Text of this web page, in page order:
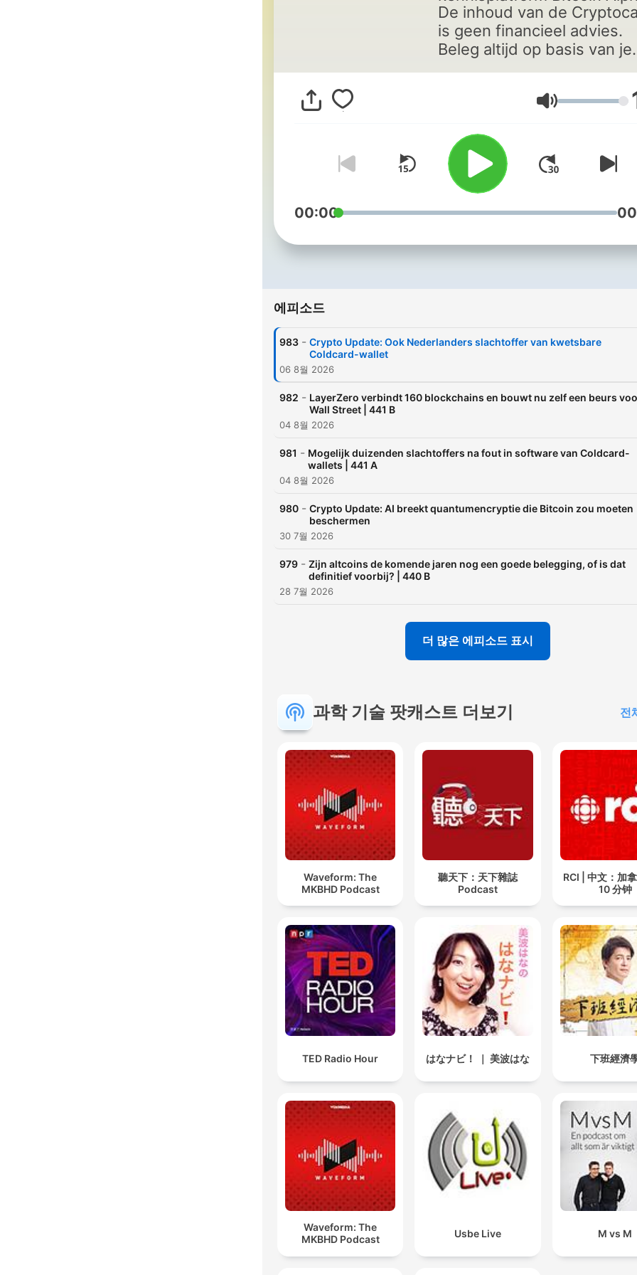
De inhoud van de
is geen financieel advies.
Beleg altijd op basis van je
음량
00:00
에피소드
983 - Crypto Update: Ook Nederlanders slachtoffer van kwetsbare
Coldcard-wallet
06 8월 2026
982 - LayerZero verbindt 160 blockchains en bouwt nu zelf een beurs
Wall Street | 441 B
04 8월 2026
981 - Mogelijk duizenden slachtoffers na fout in software van Coldcard-
wallets | 441 A
04 8월 2026
980 - Crypto Update: AI breekt quantumencryptie die Bitcoin zou moeten
beschermen
30 7월 2026
979 - Zijn altcoins de komende jaren nog een goede belegging, of is dat
definitief voorbij? | 440 B
28 7월 2026
더 많은 에피소드 표시
과학 기술 팟캐스트 더보기 전
Waveform: The
MKBHD Podcast
聽天下：天下雜誌
Podcast
RCI | 中文：加
10 分钟
TED Radio Hour はなナビ！ ｜ 美波はな 下班經濟
Waveform: The
MKBHD Podcast
Usbe Live M vs M